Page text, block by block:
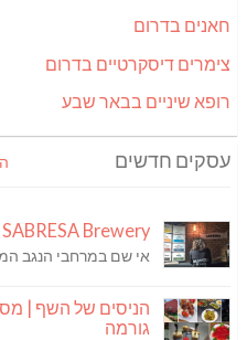
חאנים בדרום
צימרים דיסקרטיים בדרום
רופא שיניים בבאר שבע
עסקים חדשים
SABRESA Brewery מבשלת שיכר | מבשלת בירה
אי שם במרחבי הנגב
הניסים של השף |
גורמה